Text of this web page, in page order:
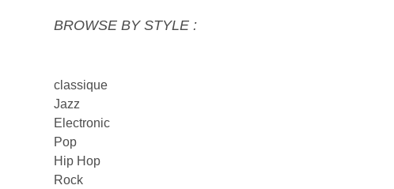
BROWSE BY STYLE :
classique
Jazz
Electronic
Pop
Hip Hop
Rock